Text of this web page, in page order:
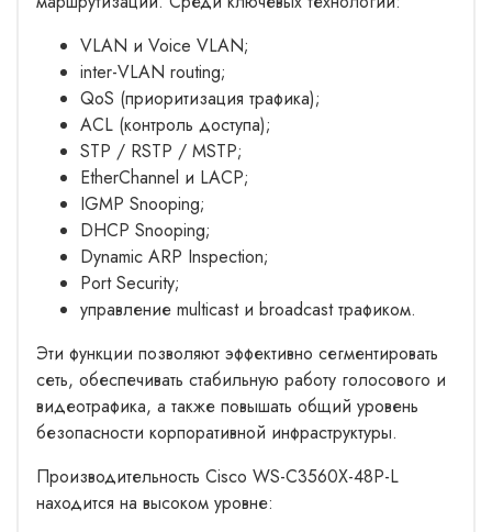
VLAN и Voice VLAN;
inter-VLAN routing;
QoS (приоритизация трафика);
ACL (контроль доступа);
STP / RSTP / MSTP;
EtherChannel и LACP;
IGMP Snooping;
DHCP Snooping;
Dynamic ARP Inspection;
Port Security;
управление multicast и broadcast трафиком.
Эти функции позволяют эффективно сегментировать
сеть, обеспечивать стабильную работу голосового и
видеотрафика, а также повышать общий уровень
безопасности корпоративной инфраструктуры.
Производительность Cisco WS-C3560X-48P-L
находится на высоком уровне: